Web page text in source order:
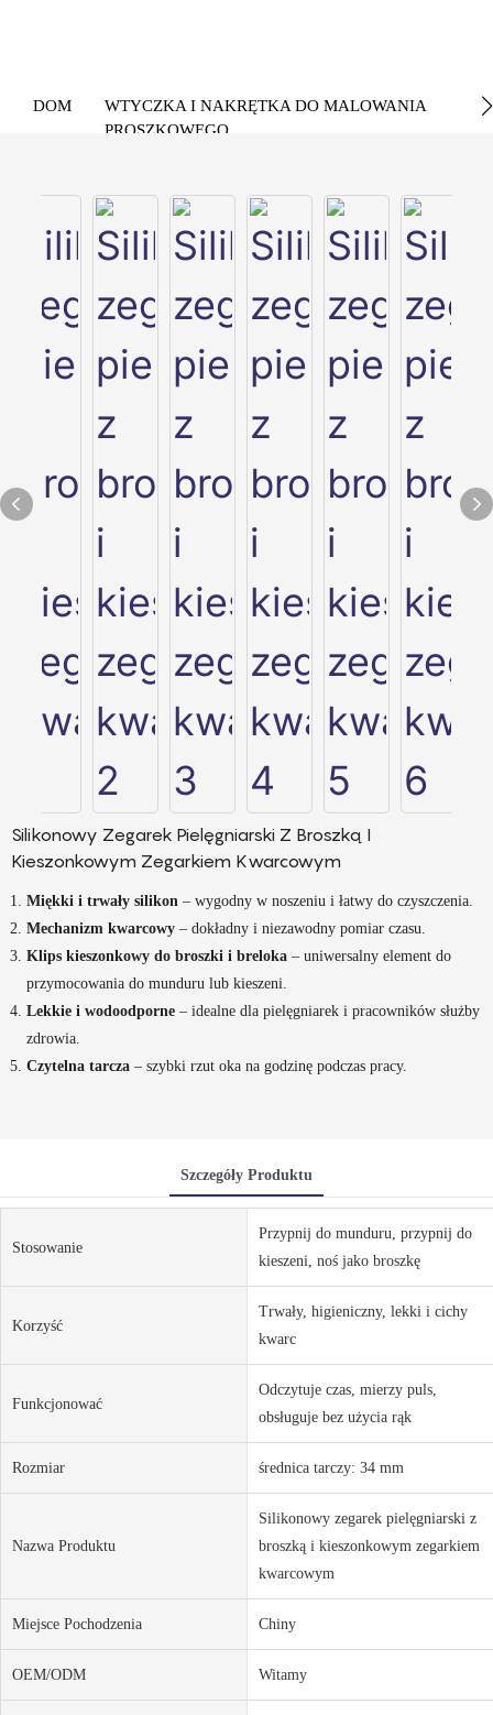
DOM
WTYCZKA I NAKRĘTKA DO MALOWANIA
PROSZKOWEGO
Silikonowy Zegarek Pielęgniarski Z Broszką I
Kieszonkowym Zegarkiem Kwarcowym
Miękki i trwały silikon – wygodny w noszeniu i łatwy do czyszczenia.
Mechanizm kwarcowy – dokładny i niezawodny pomiar czasu.
Klips kieszonkowy do broszki i breloka – uniwersalny element do
przymocowania do munduru lub kieszeni.
Lekkie i wodoodporne – idealne dla pielęgniarek i pracowników służby
zdrowia.
Czytelna tarcza – szybki rzut oka na godzinę podczas pracy.
Szczegóły Produktu
Stosowanie
Przypnij do munduru, przypnij do
kieszeni, noś jako broszkę
Korzyść
Trwały, higieniczny, lekki i cichy
kwarc
Funkcjonować
Odczytuje czas, mierzy puls,
obsługuje bez użycia rąk
Rozmiar średnica tarczy: 34 mm
Nazwa Produktu
Silikonowy zegarek pielęgniarski z
broszką i kieszonkowym zegarkiem
kwarcowym
Miejsce Pochodzenia Chiny
OEM/ODM Witamy